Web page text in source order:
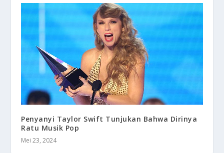
Penyanyi Taylor Swift Tunjukan Bahwa Dirinya
Ratu Musik Pop
Mei 23, 2024